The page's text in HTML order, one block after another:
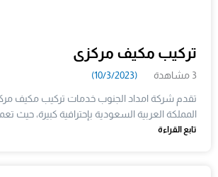
تركيب مكيف مركزى
3 مشاهدة (10/3/2023)
تقدم شركة امداد الجنوب خدمات تركيب مكيف
المملكة العربية السعودية بإحترافية كبيرة، حيث
تابع القراءة